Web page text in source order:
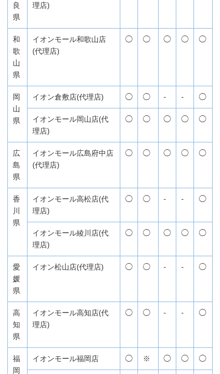
良
県
理店)
和
歌
山
県
イオンモール和歌山店
(代理店)
◯ ◯ ◯ ◯ ◯
岡
山
県
イオン倉敷店(代理店) ◯ ◯ - - ◯
イオンモール岡山店(代
理店)
◯ ◯ ◯ ◯ ◯
広
島
県
イオンモール広島府中店
(代理店)
◯ ◯ ◯ ◯ ◯
香
川
県
イオンモール高松店(代
理店)
◯ ◯ - - ◯
イオンモール綾川店(代
理店)
◯ ◯ ◯ ◯ ◯
愛
媛
県
イオン松山店(代理店) ◯ ◯ - - ◯
高
知
県
イオンモール高知店(代
理店)
◯ ◯ - - ◯
福
岡
イオンモール福岡店 ◯ ※ ◯ ◯ ◯